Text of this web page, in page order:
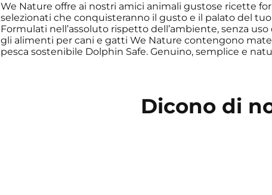
We Nature offre ai nostri amici animali gustose ricette
selezionati che conquisteranno il gusto e il palato del
Formulati nell’assoluto rispetto dell’ambiente, senza
gli alimenti per cani e gatti We Nature contengono
pesca sostenibile Dolphin Safe. Genuino, semplice e
Dicono di